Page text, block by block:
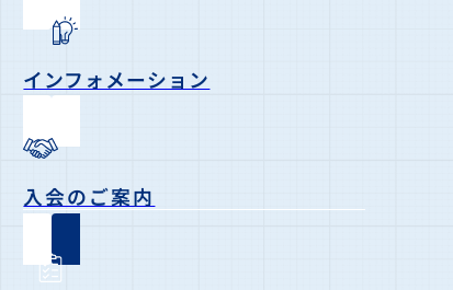
インフォメーション
入会のご案内